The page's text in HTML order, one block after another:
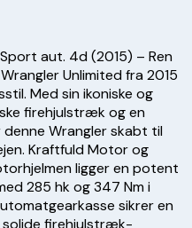
aut. 4d (2015) – Ren
Unlimited fra 2015
Med sin ikoniske og
firehjulstræk og en
Wrangler skabt til
Kraftfuld Motor og
ligger en potent
285 hk og 347 Nm i
sikrer en
solide firehjulstræk-